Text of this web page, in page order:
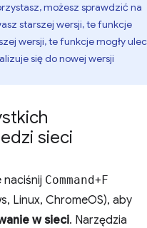
możesz sprawdzić na
starszej wersji, te funkcje
wersji, te funkcje mogły ulec
się do nowej wersji
sieci
naciśnij Command+F
Linux, ChromeOS), aby
w sieci. Narzędzia